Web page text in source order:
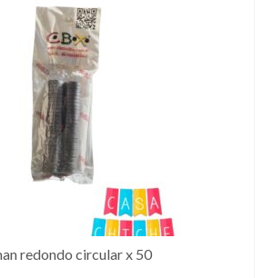
redondo circular x 50